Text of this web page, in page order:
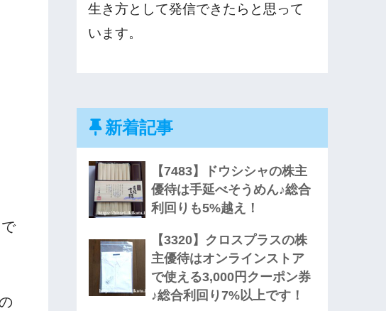
生き方として発信できたらと思って
います。
新着記事
【7483】ドウシシャの株主
優待は手延べそうめん♪総合
利回りも5%越え！
【3320】クロスプラスの株
主優待はオンラインストア
で使える3,000円クーポン券
♪総合利回り7%以上です！